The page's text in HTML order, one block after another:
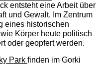
entsteht eine Arbeit über
und Gewalt. Im Zentrum
eines historischen
Körper heute politisch
oder geopfert werden.
Park finden im Gorki